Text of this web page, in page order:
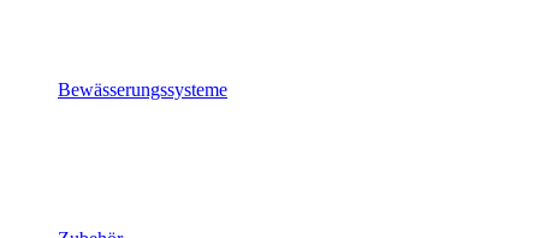
Bewässerungssysteme